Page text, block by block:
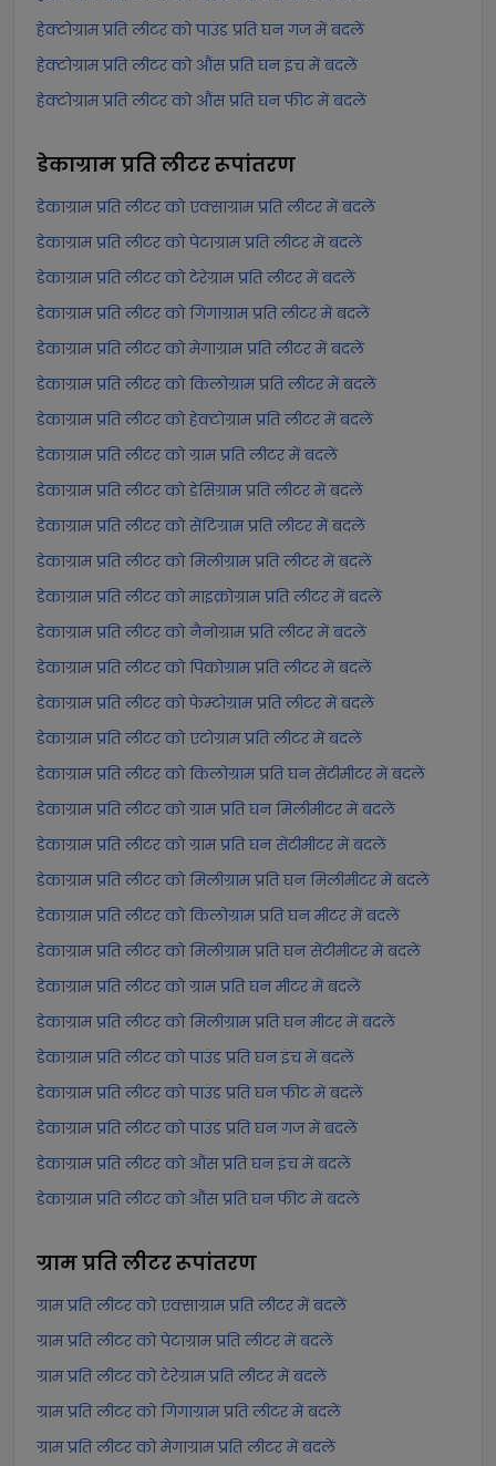
हेक्टोग्राम प्रति लीटर को पाउंड प्रति घन गज में बदलें
हेक्टोग्राम प्रति लीटर को औंस प्रति घन इंच में बदलें
हेक्टोग्राम प्रति लीटर को औंस प्रति घन फीट में बदलें
डेकाग्राम प्रति लीटररूपांतरण
डेकाग्राम प्रति लीटर को एक्साग्राम प्रति लीटर में बदलें
डेकाग्राम प्रति लीटर को पेटाग्राम प्रति लीटर में बदलें
डेकाग्राम प्रति लीटर को टेरेग्राम प्रति लीटर में बदलें
डेकाग्राम प्रति लीटर को गिगाग्राम प्रति लीटर में बदलें
डेकाग्राम प्रति लीटर को मेगाग्राम प्रति लीटर में बदलें
डेकाग्राम प्रति लीटर को किलोग्राम प्रति लीटर में बदलें
डेकाग्राम प्रति लीटर को हेक्टोग्राम प्रति लीटर में बदलें
डेकाग्राम प्रति लीटर को ग्राम प्रति लीटर में बदलें
डेकाग्राम प्रति लीटर को डेसिग्राम प्रति लीटर में बदलें
डेकाग्राम प्रति लीटर को सेंटिग्राम प्रति लीटर में बदलें
डेकाग्राम प्रति लीटर को मिलीग्राम प्रति लीटर में बदलें
डेकाग्राम प्रति लीटर को माइक्रोग्राम प्रति लीटर में बदलें
डेकाग्राम प्रति लीटर को नैनोग्राम प्रति लीटर में बदलें
डेकाग्राम प्रति लीटर को पिकोग्राम प्रति लीटर में बदलें
डेकाग्राम प्रति लीटर को फेम्टोग्राम प्रति लीटर में बदलें
डेकाग्राम प्रति लीटर को एटोग्राम प्रति लीटर में बदलें
डेकाग्राम प्रति लीटर को किलोग्राम प्रति घन सेंटीमीटर में बदलें
डेकाग्राम प्रति लीटर को ग्राम प्रति घन मिलीमीटर में बदलें
डेकाग्राम प्रति लीटर को ग्राम प्रति घन सेंटीमीटर में बदलें
डेकाग्राम प्रति लीटर को मिलीग्राम प्रति घन मिलीमीटर में बदलें
डेकाग्राम प्रति लीटर को किलोग्राम प्रति घन मीटर में बदलें
डेकाग्राम प्रति लीटर को मिलीग्राम प्रति घन सेंटीमीटर में बदलें
डेकाग्राम प्रति लीटर को ग्राम प्रति घन मीटर में बदलें
डेकाग्राम प्रति लीटर को मिलीग्राम प्रति घन मीटर में बदलें
डेकाग्राम प्रति लीटर को पाउंड प्रति घन इंच में बदलें
डेकाग्राम प्रति लीटर को पाउंड प्रति घन फीट में बदलें
डेकाग्राम प्रति लीटर को पाउंड प्रति घन गज में बदलें
डेकाग्राम प्रति लीटर को औंस प्रति घन इंच में बदलें
डेकाग्राम प्रति लीटर को औंस प्रति घन फीट में बदलें
ग्राम प्रति लीटररूपांतरण
ग्राम प्रति लीटर को एक्साग्राम प्रति लीटर में बदलें
ग्राम प्रति लीटर को पेटाग्राम प्रति लीटर में बदलें
ग्राम प्रति लीटर को टेरेग्राम प्रति लीटर में बदलें
ग्राम प्रति लीटर को गिगाग्राम प्रति लीटर में बदलें
ग्राम प्रति लीटर को मेगाग्राम प्रति लीटर में बदलें